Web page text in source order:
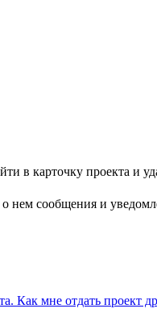
в карточку проекта и
нем сообщения и
Как мне отдать проект